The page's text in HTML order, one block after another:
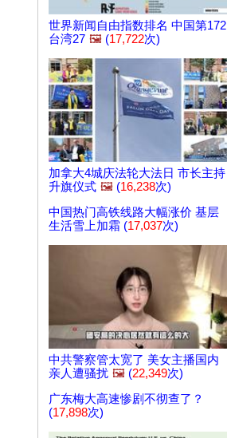
世界新闻自由指数排名 中国第172
台湾27 🖼️ (17,722次)
加拿大4城庆法轮大法日 市长主持
升旗仪式 🖼️ (16,238次)
中国热门高铁线路大幅涨价 基层
生活雪上加霜 (17,037次)
中共警察管太宽了 美女主播国内
亲人遭骚扰 🖼️ (22,349次)
广东梅大高速惨剧不彻查了？
(17,898次)